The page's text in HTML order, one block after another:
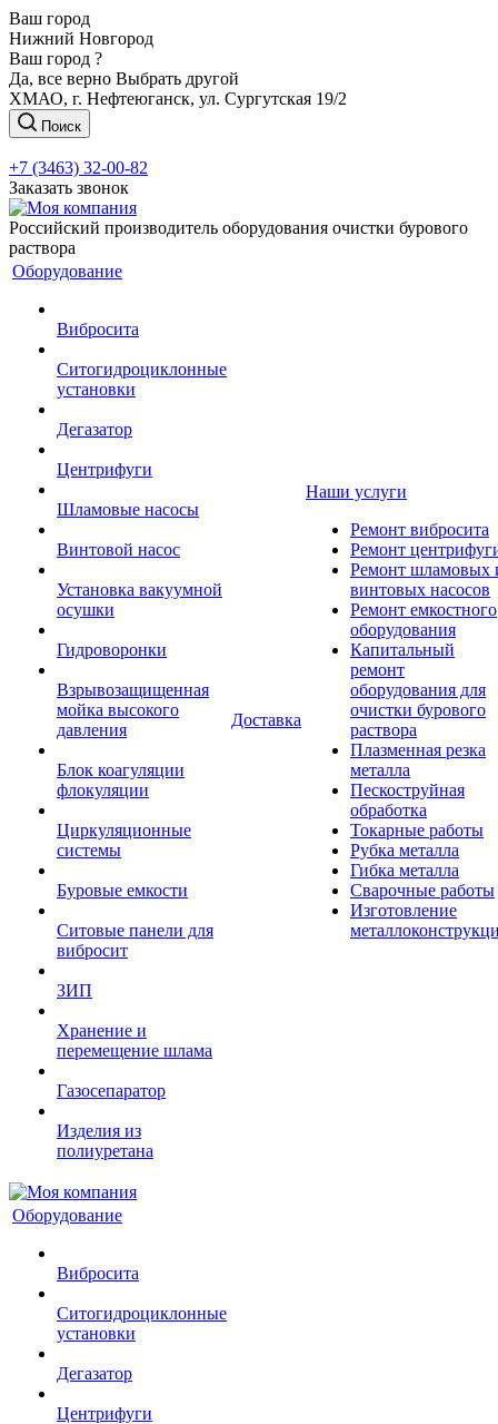
Ваш город
Нижний Новгород
Ваш город ?
Да, все верно Выбрать другой
ХМАО, г. Нефтеюганск, ул. Сургутская 19/2
Поиск
+7 (3463) 32-00-82
Заказать звонок
Российский производитель оборудования очистки бурового
раствора
Оборудование
Вибросита
Ситогидроциклонные
установки
Дегазатор
Центрифуги
Шламовые насосы
Винтовой насос
Установка вакуумной
осушки
Гидроворонки
Взрывозащищенная
мойка высокого
давления
Блок коагуляции
флокуляции
Циркуляционные
системы
Буровые емкости
Ситовые панели для
вибросит
ЗИП
Хранение и
перемещение шлама
Газосепаратор
Изделия из
полиуретана
Доставка
Наши услуги
Ремонт вибросита
Ремонт
Ремонт шламовых
винтовых насосов
Ремонт емкостного
оборудования
Капитальный
ремонт
оборудования для
очистки бурового
раствора
Плазменная резка
металла
Пескоструйная
обработка
Токарные работы
Рубка металла
Гибка металла
Сварочные работы
Изготовление
Оборудование
Вибросита
Ситогидроциклонные
установки
Дегазатор
Центрифуги